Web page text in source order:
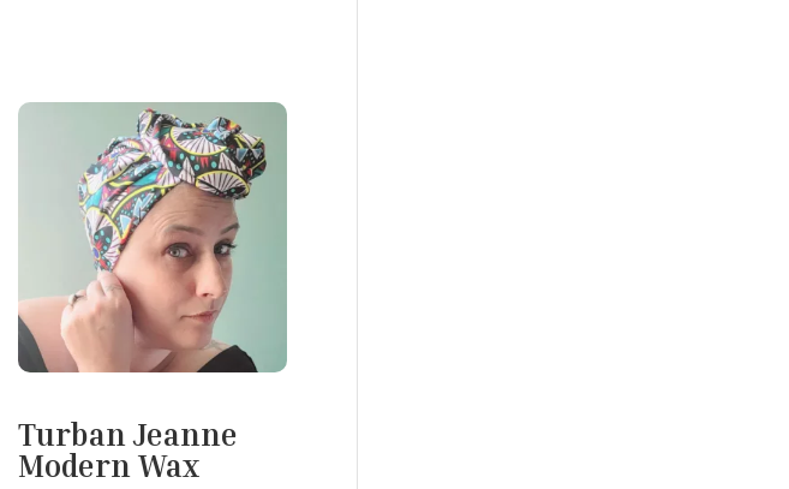
Turban Jeanne
Modern Wax